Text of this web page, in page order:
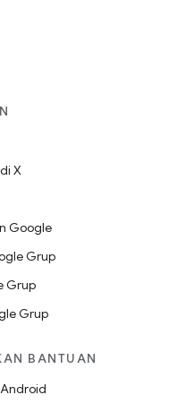
X
Google
Grup
Grup
Grup
BANTUAN